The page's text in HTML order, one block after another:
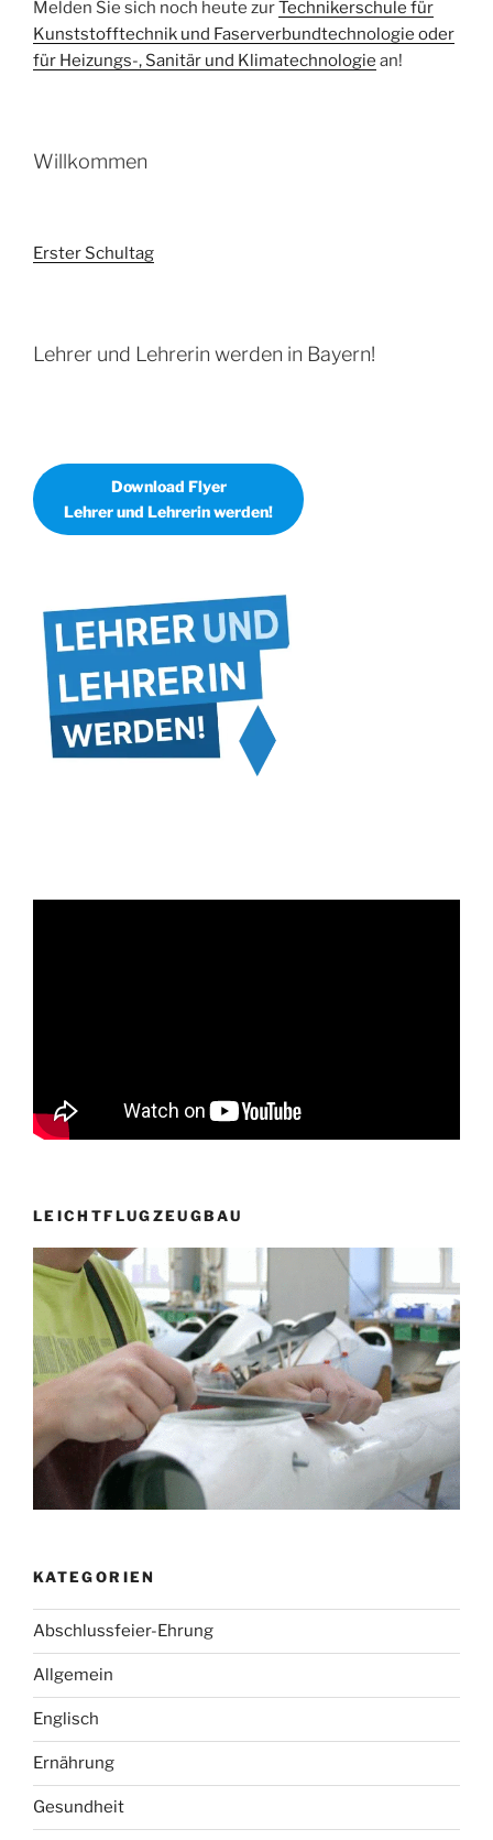
Melden Sie sich noch heute zurTechnikerschule für
Kunststofftechnik und Faserverbundtechnologie oder
für Heizungs-, Sanitär und Klimatechnologie an!
Willkommen
Erster Schultag
Lehrer und Lehrerin werden in Bayern!
Download Flyer
Lehrer und Lehrerin werden!
LEICHTFLUGZEUGBAU
KATEGORIEN
Abschlussfeier-Ehrung
Allgemein
Englisch
Ernährung
Gesundheit